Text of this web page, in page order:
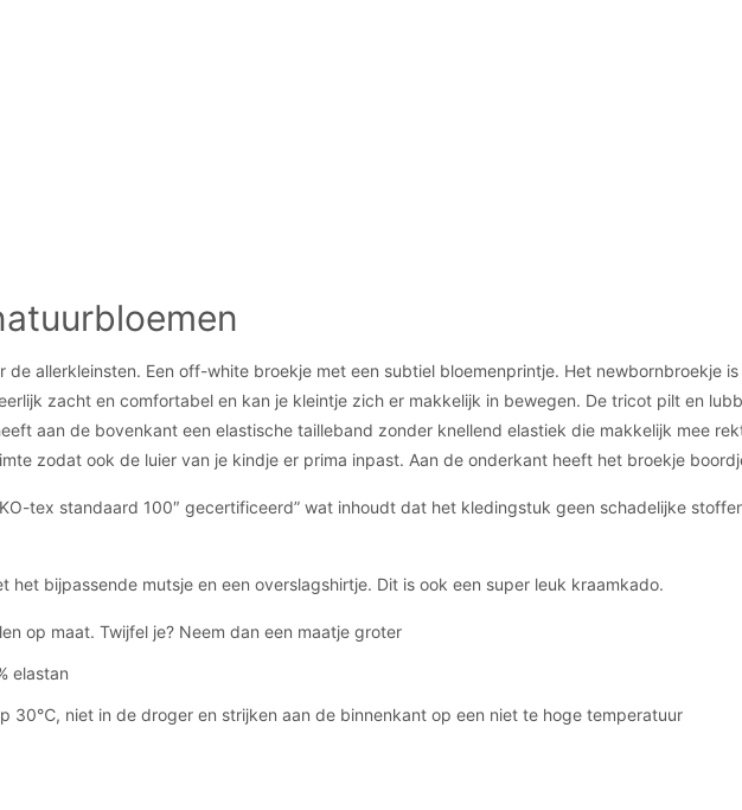
de allerkleinsten. Een off-white broekje met een subtiel bloemenprintje. Het newbornbroekje
zacht en comfortabel en kan je kleintje zich er makkelijk in bewegen. De tricot pilt en
aan de bovenkant een elastische tailleband zonder knellend elastiek die makkelijk mee
zodat ook de luier van je kindje er prima inpast. Aan de onderkant heeft het broekje
tex standaard 100″ gecertificeerd” wat inhoudt dat het kledingstuk geen schadelijke
het bijpassende mutsje en een overslagshirtje. Dit is ook een super leuk kraamkado.
op maat. Twijfel je? Neem dan een maatje groter
elastan
30℃, niet in de droger en strijken aan de binnenkant op een niet te hoge temperatuur